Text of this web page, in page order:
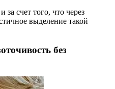
счет того, что через
выделение такой
без